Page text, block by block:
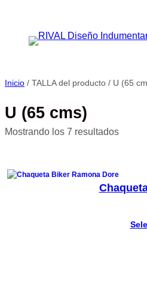
contenido
Inicio / TALLA del producto / U (65
U (65 cms)
Mostrando los 7 resultados
bajo
a